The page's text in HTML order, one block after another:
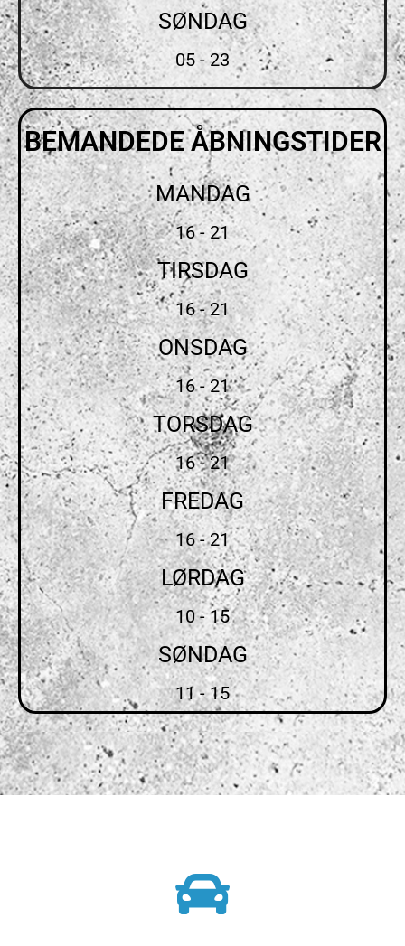
SØNDAG
05 - 23
BEMANDEDE ÅBNINGSTIDER
MANDAG
16 - 21
TIRSDAG
16 - 21
ONSDAG
16 - 21
TORSDAG
16 - 21
FREDAG
16 - 21
LØRDAG
10 - 15
SØNDAG
11 - 15